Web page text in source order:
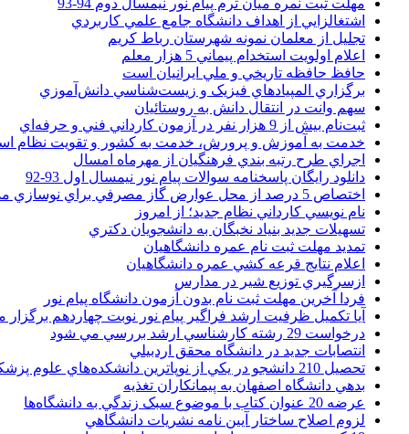
اشتغالزايي از اهداف دانشگاه جامع علمي کاربردي
تجليل از معلمان نمونه شهرستان رباط کريم
اعلام اولويت استخدام پيماني 5 هزار معلم
حافظ حافظه تاريخي و ملي ايرانيان است
برگزاري المپيادهاي فيزيک و زيست‌شناسي دانش‌آموزي
سهم وانت در انتقال دانش به روستائيان
ثبت‌نام بيش از 9 هزار نفر در آزمون کارداني فني و حرفه‌اي
خدمت به آموزش و پرورش، خدمت به کشور و تقويت نظام
اجراي طرح رتبه بندي فرهنگيان از مهرماه امسال
دانلود رایگان پاسخنامه سوالات پیام نور نیمسال اول 93-92
اختصاص 5 درصد از محل عوارض گاز مصرفي براي نوسازي مدارس
نام نويسي کارداني نظام جديد؛ از امروز
تسهيلات جديد بنياد نخبگان به دانشجويان دکتري
تمديد مهلت ثبت نام عمره دانشگاهيان
اعلام نتايج قرعه کشي عمره دانشگاهيان
ازسرگيري توزيع شير در مدارس
فردا آخرین مهلت ثبت نام بدون آزمون دانشگاه پیام نور
آیا تکمیل ظرفیت ارشد فراگیر پیام نور نوبت چهاردهم
درخواست 29 رشته کارشناسي ارشد بررسي مي شود
انتصابات جديد در دانشگاه محقق اردبيلي
تحصيل 210 دانشجو در يکي از نوپاترين دانشکده‌هاي علوم پزشکي کشور
بدهي دانشگاه اصفهان به پيمانکاران تغذيه
عرضه 20 عنوان کتاب با موضوع سبک زندگي به دانشگاه‌ها
لزوم اصلاح ساختار آيين نامه نشريات دانشگاهي